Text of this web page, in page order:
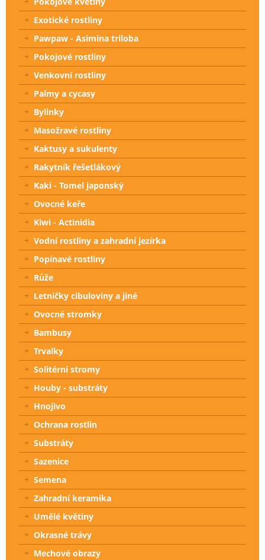
Exotické rostliny
Pawpaw - Asimina triloba
Pokojové rostliny
Venkovní rostliny
Palmy a cycasy
Bylinky
Masožravé rostliny
Kaktusy a sukulenty
Rakytník řešetlákový
Kaki - Tomel japonský
Ovocné keře
Kiwi - Actinidia
Vodní rostliny a zahradní jezírka
Popínavé rostliny
Růže
Letničky cibuloviny a jiné
Ovocné stromky
Bambusy
Trvalky
Solitérní stromy
Houby - substráty
Hnojivo
Ochrana rostlin
Substráty
Sazenice
Semena
Zahradní keramika
Umělé květiny
Okrasné trávy
Mechové obrazy